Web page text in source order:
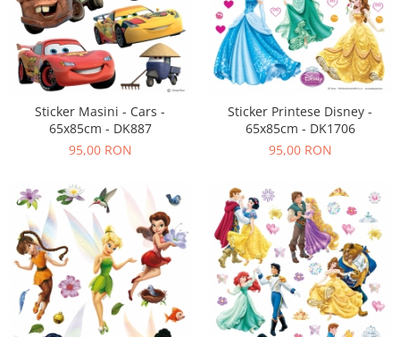
Sticker Harta Lumii
Stickere Cu Model Repetitiv
Stickere Perete Pentru Camera De
Zi
Stickere Pentru Bucatarie
Stickere pentru Usi
Stickere pentru Podea
Stickere Semnalistica
Stickere Panou Poze
Sticker Masini - Cars -
65x85cm - DK887
95,00 RON
Sticker Printese Disney -
65x85cm - DK1706
95,00 RON